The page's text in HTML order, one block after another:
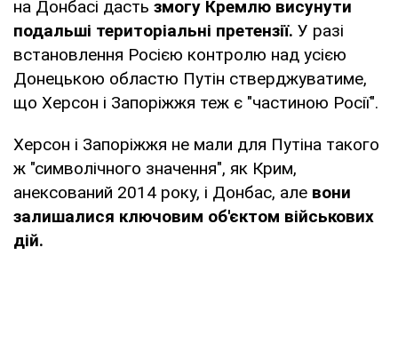
на Донбасі дасть змогу Кремлю висунути
подальші територіальні претензії. У разі
встановлення Росією контролю над усією
Донецькою областю Путін стверджуватиме,
що Херсон і Запоріжжя теж є "частиною Росії".
Херсон і Запоріжжя не мали для Путіна такого
ж "символічного значення", як Крим,
анексований 2014 року, і Донбас, але вони
залишалися ключовим об'єктом військових
дій.